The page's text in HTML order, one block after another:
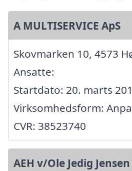
A MULTISERVICE ApS
Skovmarken 10, 4573
Ansatte:
Startdato: 20. marts
Virksomhedsform:
CVR: 38523740
AEH v/Ole Jedig Jensen